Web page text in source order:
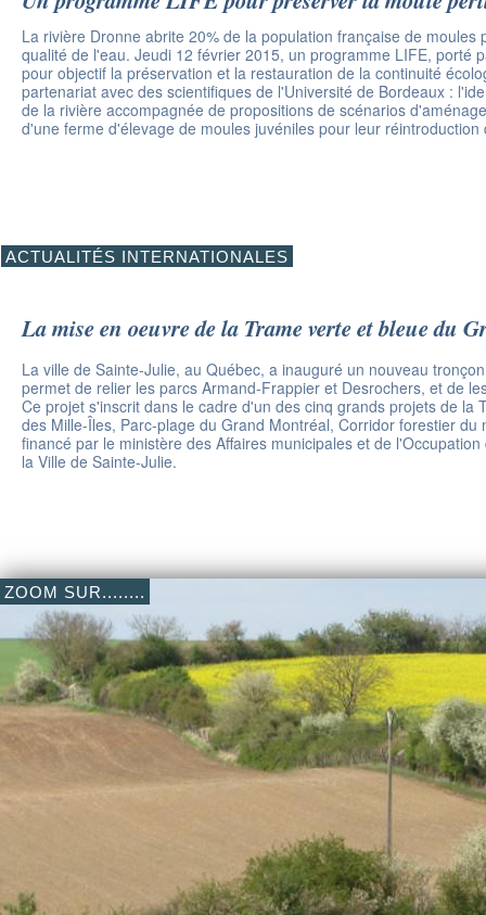
La rivière Dronne abrite 20% de la population française de
qualité de l'eau. Jeudi 12 février 2015, un programme LIFE,
pour objectif la préservation et la restauration de la continuité
partenariat avec des scientifiques de l'Université de Bordeaux :
de la rivière accompagnée de propositions de scénarios
d'une ferme d'élevage de moules juvéniles pour leur
ACTUALITÉS INTERNATIONALES
La mise en oeuvre de la Trame verte et bleue du
La ville de Sainte-Julie, au Québec, a inauguré un nouveau
permet de relier les parcs Armand-Frappier et Desrochers, et de
Ce projet s'inscrit dans le cadre d'un des cinq grands projets de
des Mille-Îles, Parc-plage du Grand Montréal, Corridor forestier
financé par le ministère des Affaires municipales et de
la Ville de Sainte-Julie.
ZOOM SUR........